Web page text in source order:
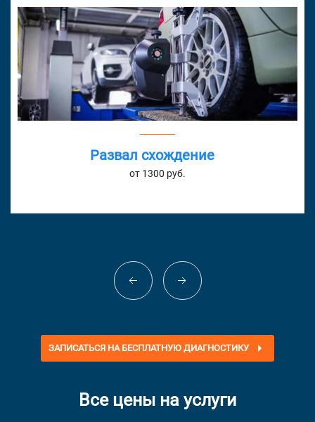
Развал схождение
от 1300 руб.
ЗАПИСАТЬСЯ НА БЕСПЛАТНУЮ ДИАГНОСТИКУ
Все цены на услуги